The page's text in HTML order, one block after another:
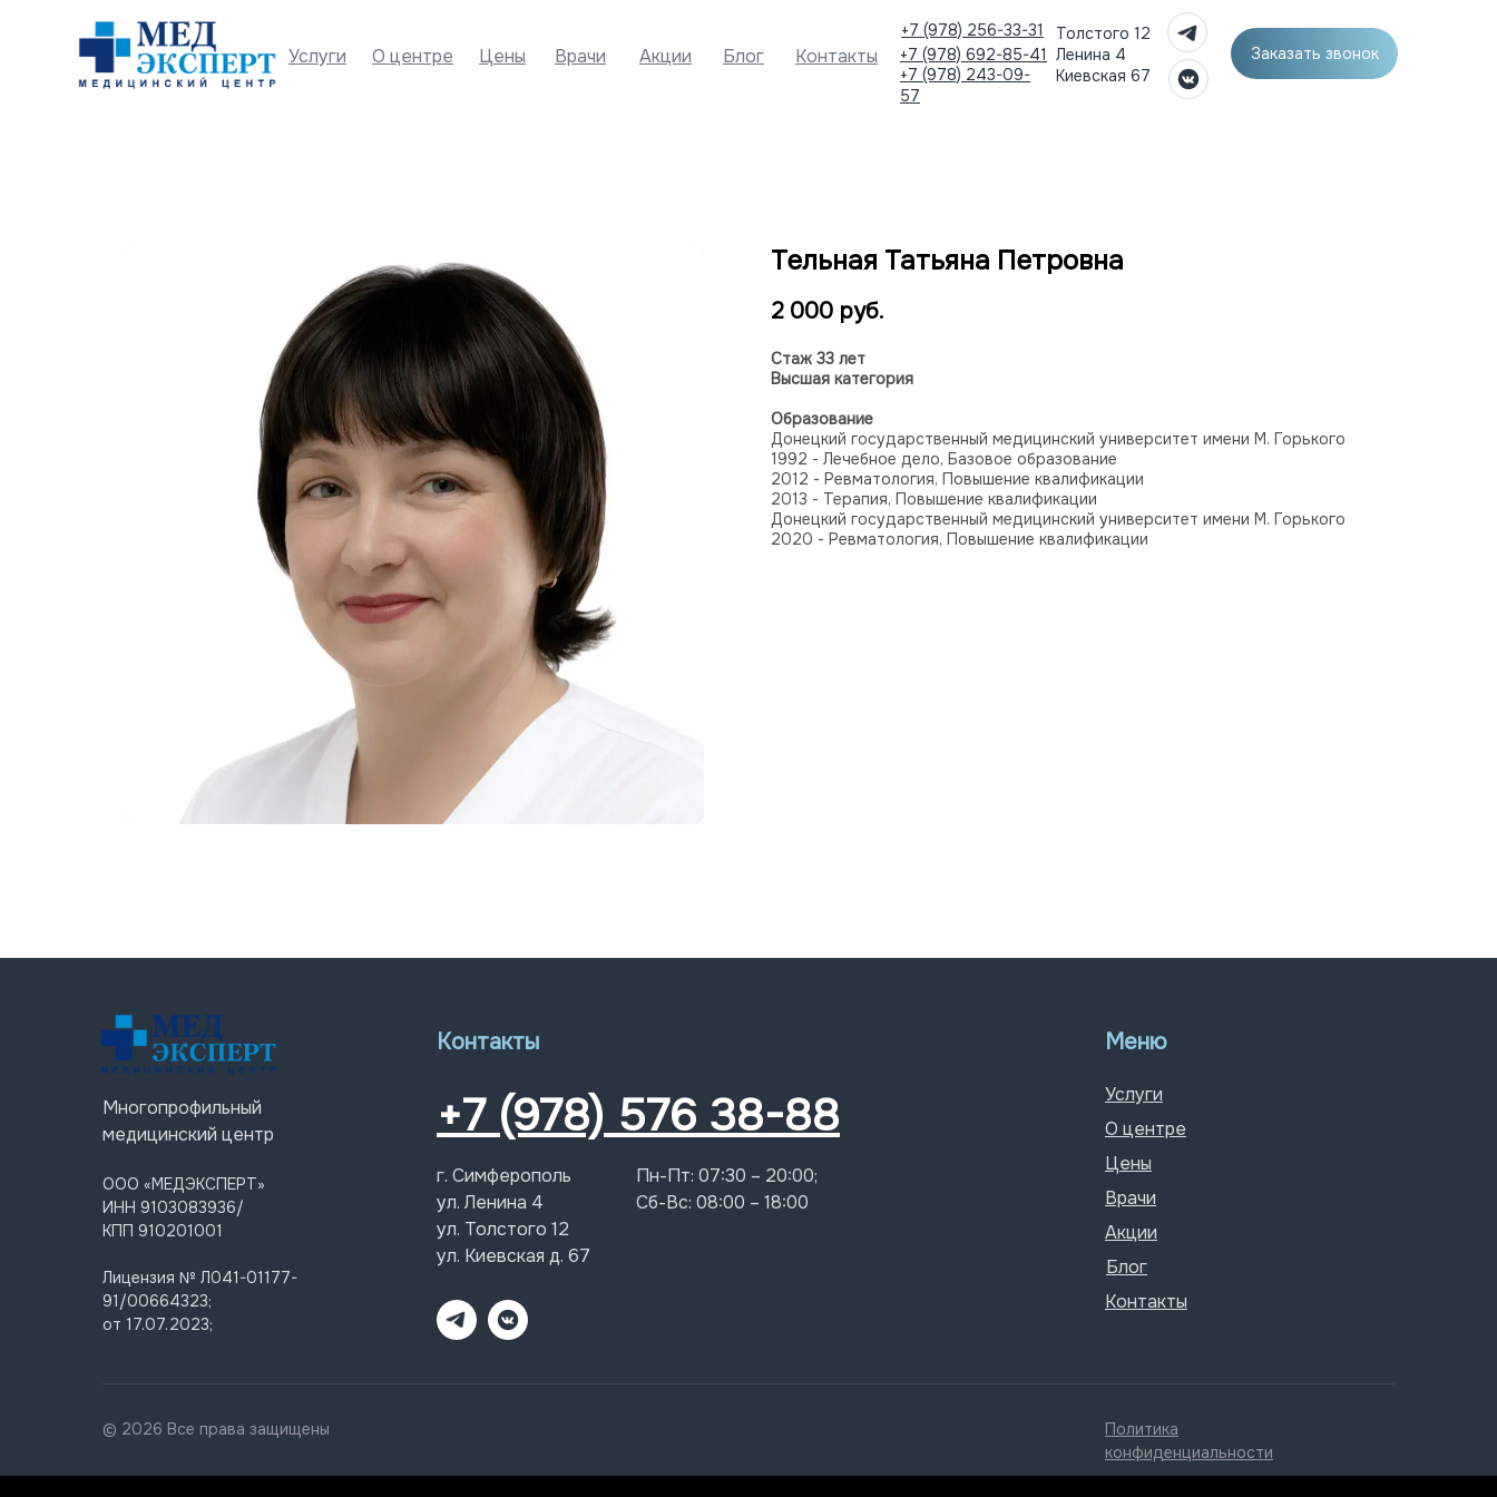
Заказать звонок
Услуги О центре Цены Врачи Акции Блог Контакты
+7 (978) 256-33-31
+7 (978) 692-85-41
+7 (978) 243-09-
57
Толстого 12
Ленина 4
Киевская 67
Тельная Татьяна Петровна
2 000 руб.
Стаж 33 лет
Высшая категория
Образование
Донецкий государственный медицинский университет имени М. Горького
1992 - Лечебное дело, Базовое образование
2012 - Ревматология, Повышение квалификации
2013 - Терапия, Повышение квалификации
Донецкий государственный медицинский университет имени М. Горького
2020 - Ревматология, Повышение квалификации
+7 (978) 576 38-88
Контакты Меню
Политика
конфиденциальности
Многопрофильный
медицинский центр
ООО «МЕДЭКСПЕРТ»
ИНН 9103083936/
КПП 910201001
Лицензия № Л041-01177-
91/00664323;
от 17.07.2023;
© 2026 Все права защищены
г. Симферополь
ул. Ленина 4
ул. Толстого 12
ул. Киевская д. 67
Пн-Пт: 07:30 – 20:00;
Сб-Вс: 08:00 – 18:00
Услуги
О центре
Акции
Блог
Контакты
Врачи
Цены